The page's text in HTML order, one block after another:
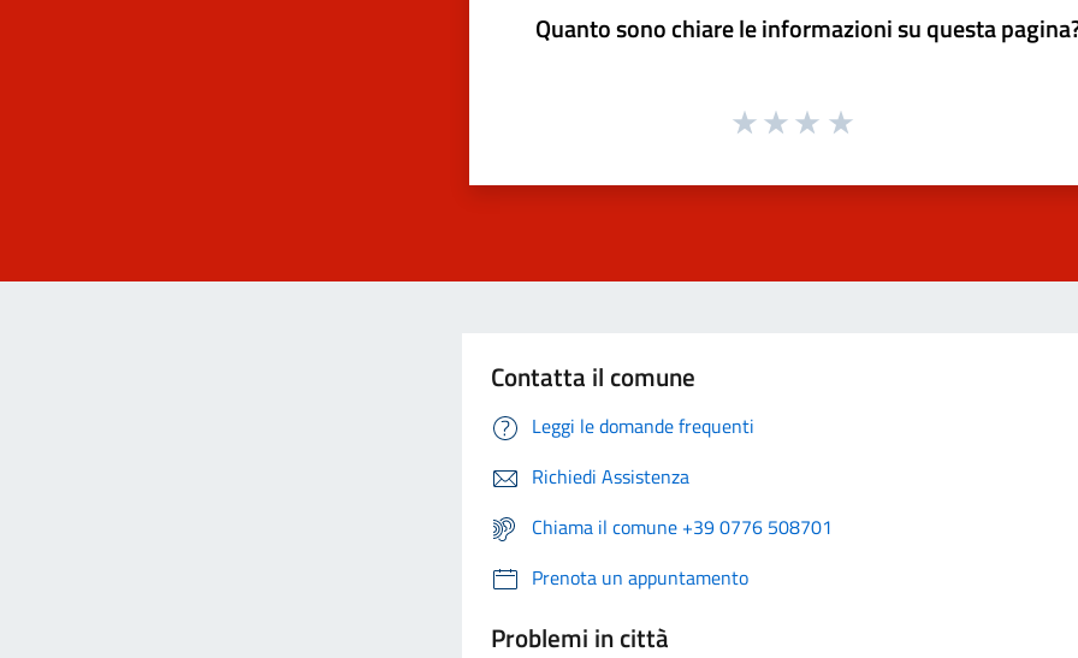
Quanto sono chiare le informazioni su questa
Contatta il comune
Leggi le domande frequenti
Richiedi Assistenza
Chiama il comune +39 0776 508701
Prenota un appuntamento
Problemi in città